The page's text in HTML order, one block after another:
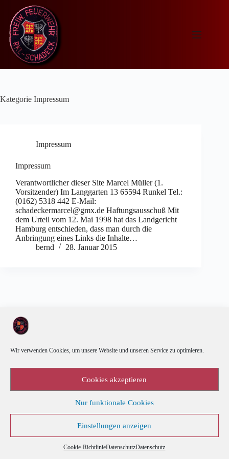
Wir verwenden Cookies, um unsere Website und unseren Service zu optimieren.
Cookies akzeptieren
Nur funktionale Cookies
Einstellungen anzeigen
Cookie-RichtlinieDatenschutzDatenschutz
Inhalt
springen
Kategorie Impressum
Impressum
Impressum
Verantwortlicher dieser Site Marcel Müller (1.
Vorsitzender) Im Langgarten 13 65594 Runkel Tel.:
(0162) 5318 442 E-Mail:
schadeckermarcel@gmx.de Haftungsausschuß Mit
dem Urteil vom 12. Mai 1998 hat das Landgericht
Hamburg entschieden, dass man durch die
Anbringung eines Links die Inhalte…
bernd
28. Januar 2015
Cookie-Richtlinie (EU)
Datenschutz